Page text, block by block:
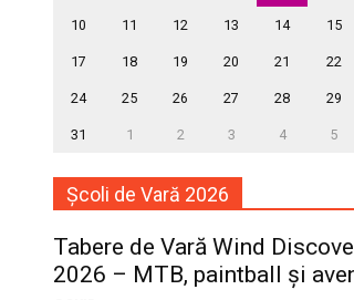
10 11 12 13 14 15
17 18 19 20 21 22
24 25 26 27 28 29
31 1 2 3 4 5
Școli de Vară 2026
Tabere de Vară Wind
2026 – MTB, paintball și